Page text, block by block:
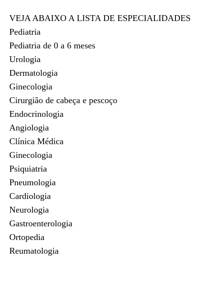
VEJA ABAIXO A LISTA DE ESPECIALIDADES
Pediatria
Pediatria de 0 a 6 meses
Urologia
Dermatologia
Ginecologia
Cirurgião de cabeça e pescoço
Endocrinologia
Angiologia
Clínica Médica
Ginecologia
Psiquiatria
Pneumologia
Cardiologia
Neurologia
Gastroenterologia
Ortopedia
Reumatologia